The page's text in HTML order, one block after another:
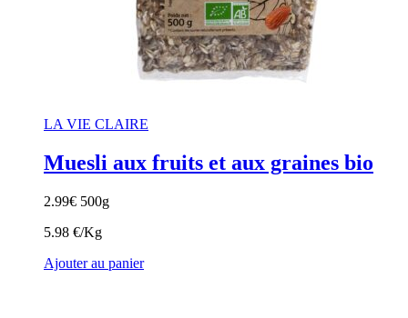
LA VIE CLAIRE
Muesli aux fruits et aux graines bio
2.99€ 500g
5.98 €/Kg
Ajouter au panier